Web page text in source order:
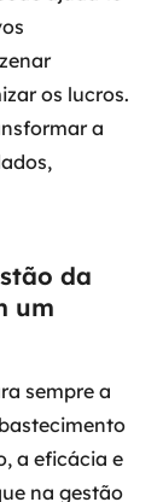
os lucros.
a
da
um
sempre a
a eficácia e
na gestão